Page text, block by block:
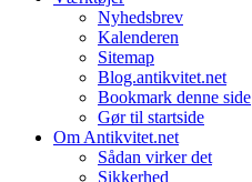
Nyhedsbrev
Kalenderen
Sitemap
Blog.antikvitet.net
Bookmark denne side
Gør til startside
Om Antikvitet.net
Sådan virker det
Sikkerhed